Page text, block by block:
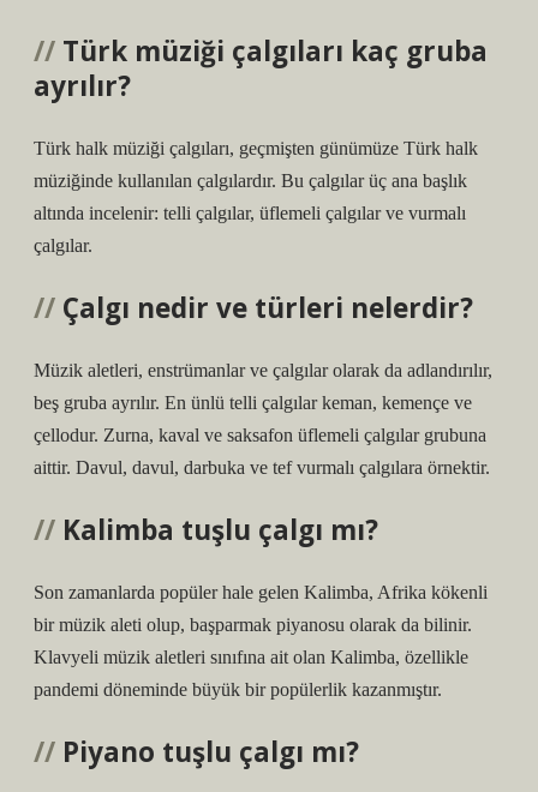
Türk müziği çalgıları kaç gruba
ayrılır?
Türk halk müziği çalgıları, geçmişten günümüze Türk halk
müziğinde kullanılan çalgılardır. Bu çalgılar üç ana başlık
altında incelenir: telli çalgılar, üflemeli çalgılar ve vurmalı
çalgılar.
Çalgı nedir ve türleri nelerdir?
Müzik aletleri, enstrümanlar ve çalgılar olarak da adlandırılır,
beş gruba ayrılır. En ünlü telli çalgılar keman, kemençe ve
çellodur. Zurna, kaval ve saksafon üflemeli çalgılar grubuna
aittir. Davul, davul, darbuka ve tef vurmalı çalgılara örnektir.
Kalimba tuşlu çalgı mı?
Son zamanlarda popüler hale gelen Kalimba, Afrika kökenli
bir müzik aleti olup, başparmak piyanosu olarak da bilinir.
Klavyeli müzik aletleri sınıfına ait olan Kalimba, özellikle
pandemi döneminde büyük bir popülerlik kazanmıştır.
Piyano tuşlu çalgı mı?